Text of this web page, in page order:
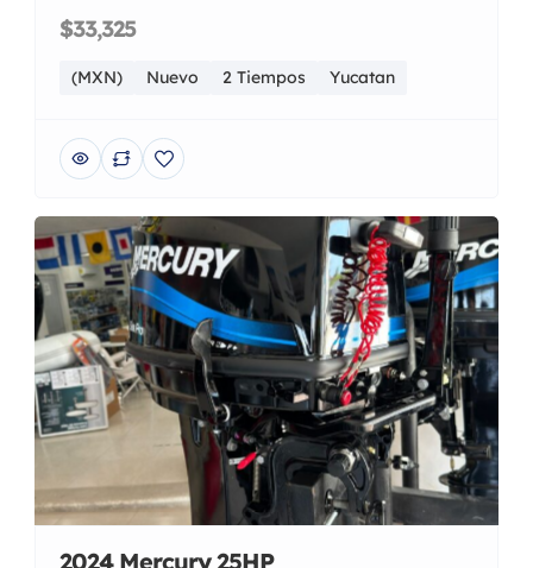
$33,325
(MXN) Nuevo 2 Tiempos Yucatan
2024 Mercury 25HP